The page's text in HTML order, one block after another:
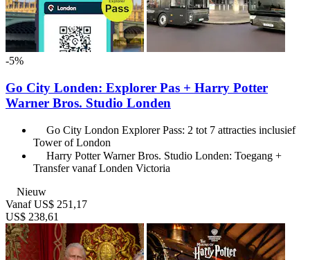
-5%
Go City Londen: Explorer Pas + Harry Potter
Warner Bros. Studio Londen
Go City London Explorer Pass: 2 tot 7 attracties inclusief
Tower of London
Harry Potter Warner Bros. Studio Londen: Toegang +
Transfer vanaf Londen Victoria
Nieuw
Vanaf US$ 251,17
US$ 238,61